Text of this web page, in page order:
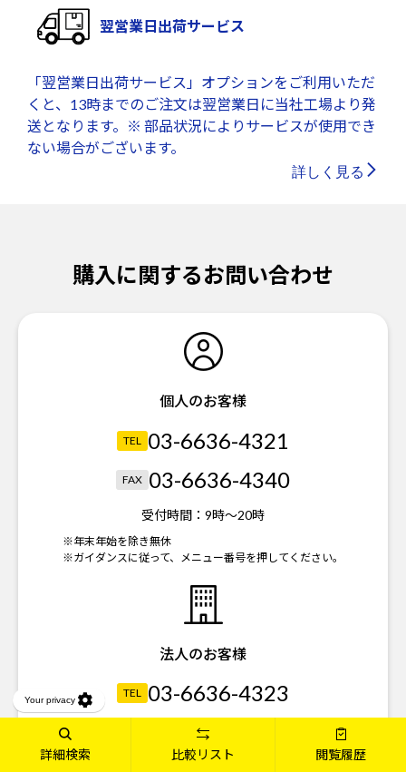
詳細検索 比較リスト 閲覧履歴
翌営業日出荷サービス
「翌営業日出荷サービス」オプションをご利用いただ
くと、13時までのご注文は翌営業日に当社工場より発
送となります。※ 部品状況によりサービスが使用でき
ない場合がございます。
詳しく見る
購入に関するお問い合わせ
個人のお客様
TEL 03-6636-4321
FAX 03-6636-4340
受付時間： 9時～20時
※年末年始を除き無休
※ガイダンスに従って、メニュー番号を押してください。
法人のお客様
TEL 03-6636-4323
03-6739-3821